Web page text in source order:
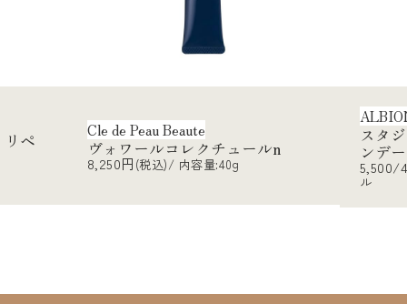
n
ALBION
スタジオ フレッシュニック ファ
ンデーション(全6色)
5,500/4,400円(税込)/ 内容量:9g/レフィ
ルー
6,270